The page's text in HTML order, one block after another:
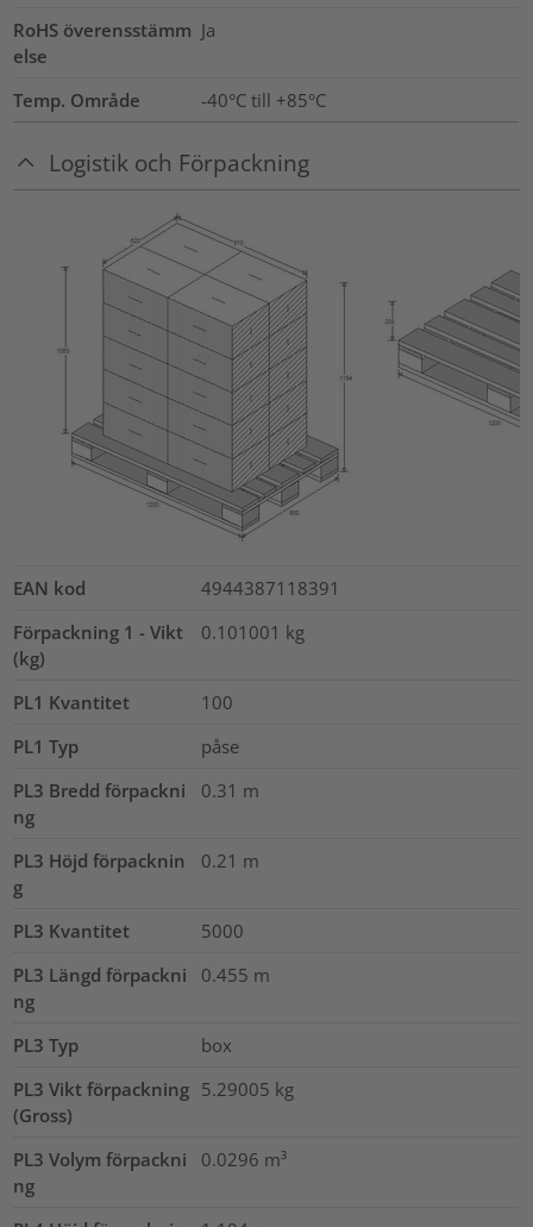
RoHS överensstämm
else
Ja
Temp. Område -40°C till +85°C
Logistik och Förpackning
EAN kod
4944387118391
Förpackning 1 - Vikt
(kg)
0.101001 kg
PL1 Kvantitet
100
PL1 Typ
påse
PL3 Bredd förpackni
ng
0.31 m
PL3 Höjd förpacknin
g
0.21 m
PL3 Kvantitet
5000
PL3 Längd förpackni
ng
0.455 m
PL3 Typ
box
PL3 Vikt förpackning
(Gross)
5.29005 kg
PL3 Volym förpackni
ng
0.0296 m³